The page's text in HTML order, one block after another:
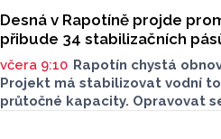
Desná v Rapotíně projde
přibude 34 stabilizačních
včera 9:10 Rapotín chystá
Projekt má stabilizovat vodní
průtočné kapacity. Opravovat